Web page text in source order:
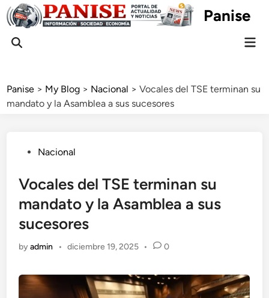
Skip
to
content
Panise
Open
Panise > My Blog > Nacional >Vocales del TSE terminan su
mandato y la Asamblea a sus sucesores
PostedNacional
Vocales del TSE terminan su
mandato y la Asamblea a sus
sucesores
byadmin • diciembre 19, 2025 • 0